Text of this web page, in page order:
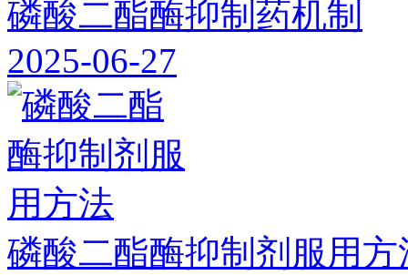
磷酸二酯酶抑制药机制
2025-06-27
磷酸二酯酶抑制剂服用方